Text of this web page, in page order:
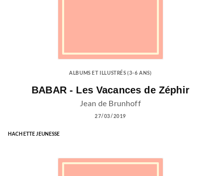
ALBUMS ET ILLUSTRÉS (3-6 ANS)
BABAR - Les Vacances de Zéphir
Jean de Brunhoff
27/03/2019
HACHETTE JEUNESSE